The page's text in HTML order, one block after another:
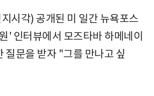
시각) 공개된 미 일간 뉴욕포스
' 인터뷰에서 모즈타바 하메네이
질문을 받자 "그를 만나고 싶